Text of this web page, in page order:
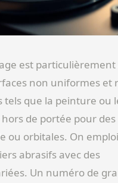
est
non uniformes et
tels que la peinture ou
de portée pour des
ou orbitales. On
abrasifs avec des
Un numéro de